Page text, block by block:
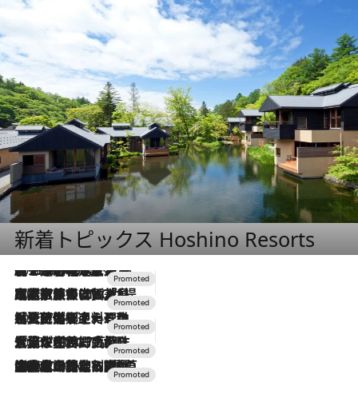
新着トピックス Hoshino Resorts
2026.8.7
【トンボの足水浴】ヒノキの香りに包まれて涼感マックス！約13℃の湧水かけ流しを避暑地「星野温泉 トンボの湯」で体験
2026.7.31
【ホテル帰省】という選択肢をOMOが提案。家族とほどよい距離を保つには「昼は実家、夜は気兼ねなくホテルで！」
2026.7.24
【夏限定ディナーコース】旬を迎える稚鮎や花ズッキーニなどをイタリア・トスカーナの郷土料理の手法で満喫！
2026.7.17
「土佐和ハーブかき氷」がOMO7高知に登場！生姜、山椒、大葉など目にも舌にも涼を呼ぶ郷土の味
2026.7.10
NEW OPEN！【界 草津】名湯の地に誕生。趣の異なる2種の温泉と上州ならではの会席・蕎麦割烹など美食を味わう究極の癒やし旅